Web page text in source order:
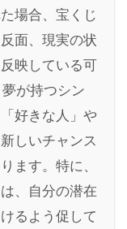
場合、宝くじ
面、現実の状
映している可
が持つシン
好きな人」や
しいチャンス
ます。特に、
、自分の潜在
るよう促して